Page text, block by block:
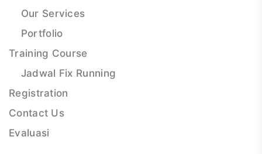
Our Services
Portfolio
Training Course
Jadwal Fix Running
Registration
Contact Us
Evaluasi